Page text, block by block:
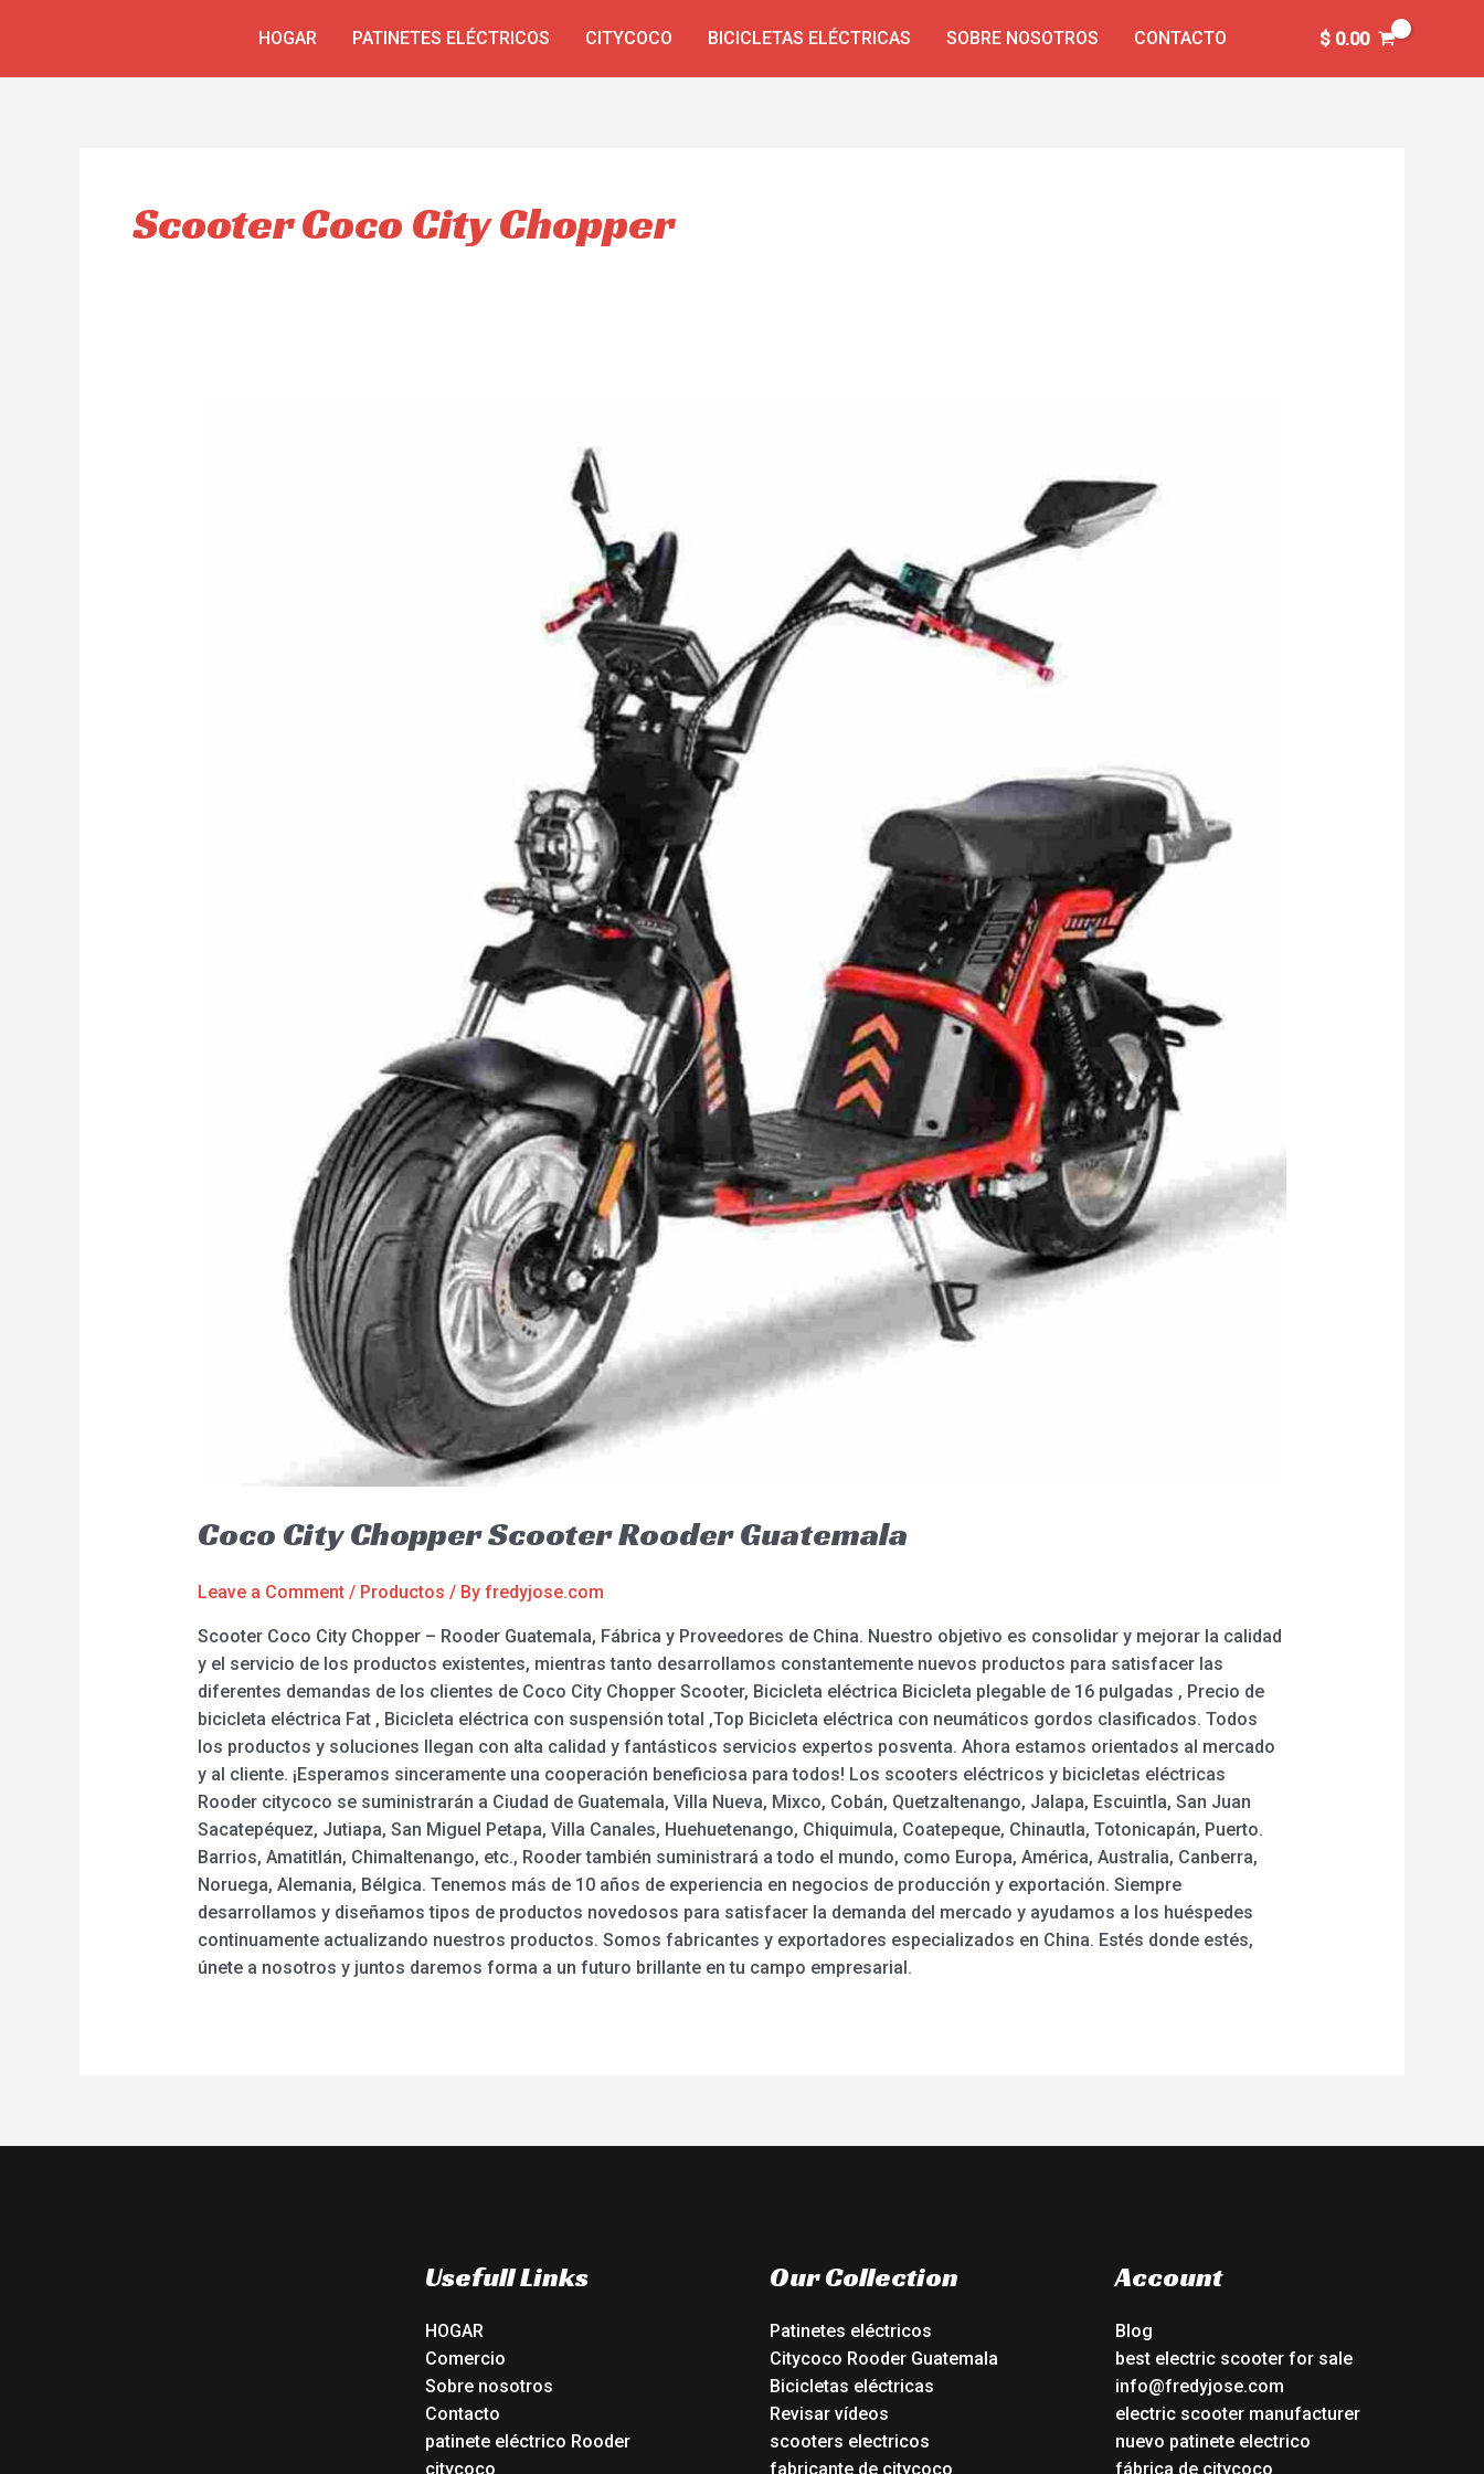
HOGAR PATINETES ELÉCTRICOS CITYCOCO BICICLETAS ELÉCTRICAS SOBRE NOSOTROS CONTACTO $0.00
Scooter Coco City Chopper
Coco City Chopper Scooter Rooder Guatemala
Leave a Comment / Productos / By fredyjose.com
Scooter Coco City Chopper – Rooder Guatemala, Fábrica y Proveedores de China. Nuestro objetivo es consolidar y mejorar la calidad
y el servicio de los productos existentes, mientras tanto desarrollamos constantemente nuevos productos para satisfacer las
diferentes demandas de los clientes de Coco City Chopper Scooter, Bicicleta eléctrica Bicicleta plegable de 16 pulgadas , Precio de
bicicleta eléctrica Fat , Bicicleta eléctrica con suspensión total ,Top Bicicleta eléctrica con neumáticos gordos clasificados. Todos
los productos y soluciones llegan con alta calidad y fantásticos servicios expertos posventa. Ahora estamos orientados al mercado
y al cliente. ¡Esperamos sinceramente una cooperación beneficiosa para todos! Los scooters eléctricos y bicicletas eléctricas
Rooder citycoco se suministrarán a Ciudad de Guatemala, Villa Nueva, Mixco, Cobán, Quetzaltenango, Jalapa, Escuintla, San Juan
Sacatepéquez, Jutiapa, San Miguel Petapa, Villa Canales, Huehuetenango, Chiquimula, Coatepeque, Chinautla, Totonicapán, Puerto.
Barrios, Amatitlán, Chimaltenango, etc., Rooder también suministrará a todo el mundo, como Europa, América, Australia, Canberra,
Noruega, Alemania, Bélgica. Tenemos más de 10 años de experiencia en negocios de producción y exportación. Siempre
desarrollamos y diseñamos tipos de productos novedosos para satisfacer la demanda del mercado y ayudamos a los huéspedes
continuamente actualizando nuestros productos. Somos fabricantes y exportadores especializados en China. Estés donde estés,
únete a nosotros y juntos daremos forma a un futuro brillante en tu campo empresarial.
Usefull Links
HOGAR
Comercio
Sobre nosotros
Contacto
patinete eléctrico Rooder
citycoco
Our Collection
Patinetes eléctricos
Citycoco Rooder Guatemala
Bicicletas eléctricas
Revisar vídeos
scooters electricos
fabricante de citycoco
Account
Blog
best electric scooter for sale
info@fredyjose.com
electric scooter manufacturer
nuevo patinete electrico
fábrica de citycoco